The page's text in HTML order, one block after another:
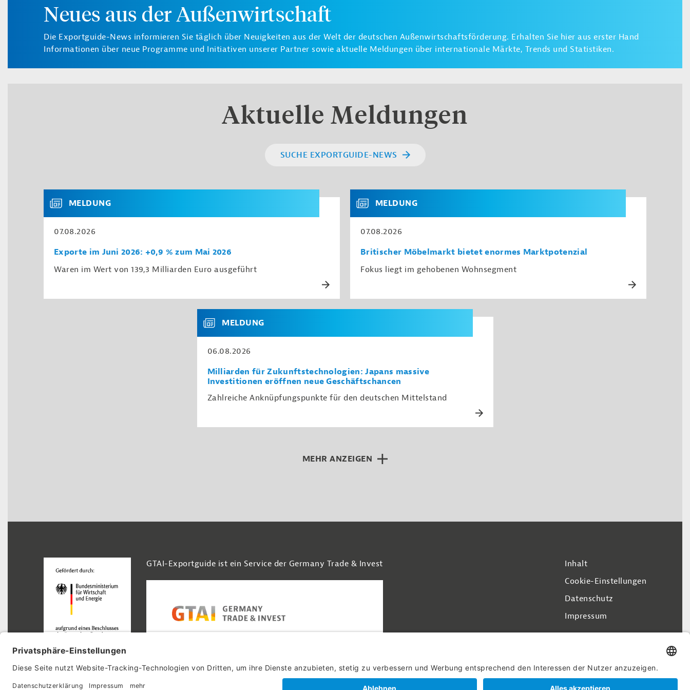
Neues aus der Außenwirtschaft
Die Exportguide-News informieren Sie täglich über Neuigkeiten aus der Welt der deutschen Außenwirtschaftsförderung. Erhalten Sie hier aus erster Hand
Informationen über neue Programme und Initiativen unserer Partner sowie aktuelle Meldungen über internationale Märkte, Trends und Statistiken.
Aktuelle Meldungen
SUCHE EXPORTGUIDE-NEWS
MELDUNG
07.08.2026
Exporte im Juni 2026: +0,9 % zum Mai 2026
Waren im Wert von 139,3 Milliarden Euro ausgeführt
MELDUNG
07.08.2026
Britischer Möbelmarkt bietet enormes Marktpotenzial
Fokus liegt im gehobenen Wohnsegment
MELDUNG
06.08.2026
Milliarden für Zukunftstechnologien: Japans massive
Investitionen eröffnen neue Geschäftschancen
Zahlreiche Anknüpfungspunkte für den deutschen Mittelstand
MEHR ANZEIGEN
GTAI-Exportguide ist ein Service der Germany Trade & Invest
Footer Navigation
Inhalt
Cookie-Einstellungen
Datenschutz
Impressum